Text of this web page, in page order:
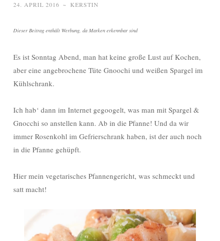
24. APRIL 2016 ~ KERSTIN
Dieser Beitrag enthält Werbung, da Marken erkennbar sind
Es ist Sonntag Abend, man hat keine große Lust auf Kochen,
aber eine angebrochene Tüte Gnoochi und weißen Spargel im
Kühlschrank.
Ich hab‘ dann im Internet gegoogelt, was man mit Spargel &
Gnocchi so anstellen kann. Ab in die Pfanne! Und da wir
immer Rosenkohl im Gefrierschrank haben, ist der auch noch
in die Pfanne gehüpft.
Hier mein vegetarisches Pfannengericht, was schmeckt und
satt macht!